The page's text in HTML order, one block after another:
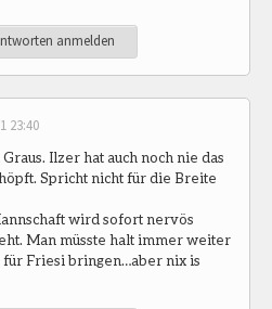
anmelden
23:40
Ilzer hat auch noch nie das
Spricht nicht für die Breite
wird sofort nervös
Man müsste halt immer weiter
für Friesi bringen…aber nix is